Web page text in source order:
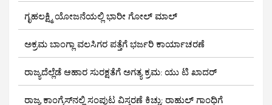
ಗೃಹಲಕ್ಷ್ಮಿ ಯೋಜನೆಯಲ್ಲಿ ಭಾರೀ ಗೋಲ್ ಮಾಲ್
ಅಕ್ರಮ ಬಾಂಗ್ಲಾ ವಲಸಿಗರ ಪತ್ತೆಗೆ ಭರ್ಜರಿ ಕಾರ್ಯಾಚರಣೆ
ರಾಜ್ಯದೆಲ್ಲೆಡೆ ಆಹಾರ ಸುರಕ್ಷತೆಗೆ ಅಗತ್ಯ ಕ್ರಮ: ಯು ಟಿ ಖಾದರ್
ರಾಜ್ಯ ಕಾಂಗ್ರೆಸ್‌ನಲ್ಲಿ ಸಂಪುಟ ವಿಸ್ತರಣೆ ಕಿಚ್ಚು: ರಾಹುಲ್ ಗಾಂಧಿಗೆ